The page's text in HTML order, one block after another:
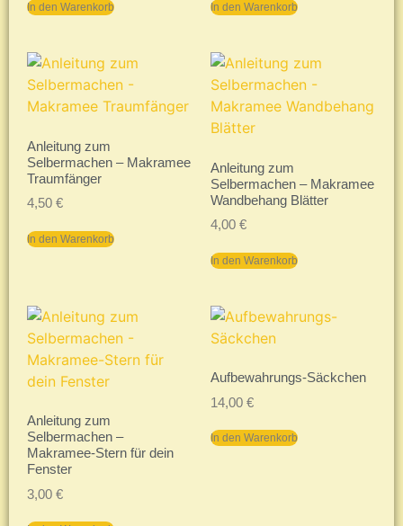
In den Warenkorb In den Warenkorb
Anleitung zum
Selbermachen – Makramee
Traumfänger
4,50 €
In den Warenkorb
Anleitung zum
Selbermachen – Makramee
Wandbehang Blätter
4,00 €
In den Warenkorb
Anleitung zum
Selbermachen –
Makramee-Stern für dein
Fenster
3,00 €
Aufbewahrungs-Säckchen
14,00 €
In den Warenkorb